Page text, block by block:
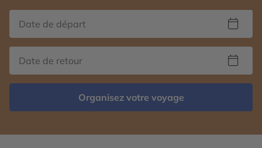
Organisez votre voyage